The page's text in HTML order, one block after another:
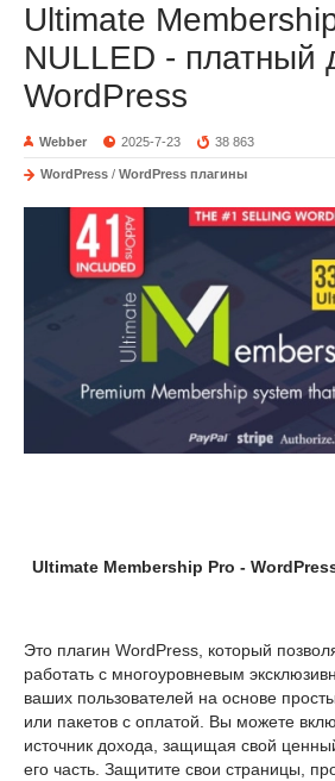
Ultimate
NULLED - платный
WordPress
Webber 2025-7-23 38 863
WordPress / WordPress плагины
Ultimate Membership Pro -
Это плагин WordPress, который
работать с многоуровневым
ваших пользователей на основе
или пакетов с оплатой. Вы можете
источник дохода, защищая свой
его часть. Защитите свои страницы,